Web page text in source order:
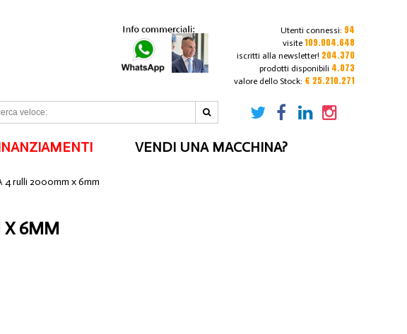
Utenti connessi: 94
visite 109.004.648
iscritti alla newsletter! 204.370
prodotti disponibili 4.073
valore dello Stock: € 25.210.271
VENDI UNA MACCHINA?
4 rulli 2000mm x 6mm
X 6MM